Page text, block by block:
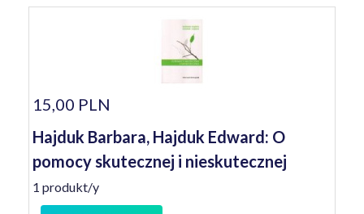
15,00 PLN
Hajduk Barbara, Hajduk Edward: O
pomocy skutecznej i nieskutecznej
1 produkt/y